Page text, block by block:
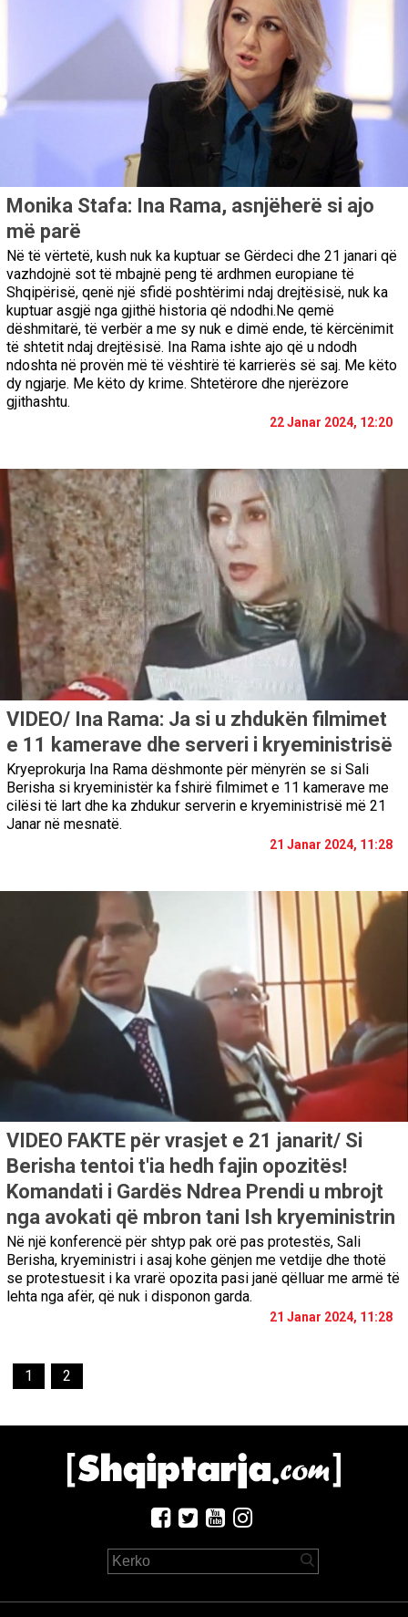
Monika Stafa: Ina Rama, asnjëherë si ajo
më parë
Në të vërtetë, kush nuk ka kuptuar se Gërdeci dhe 21 janari që
vazhdojnë sot të mbajnë peng të ardhmen europiane të
Shqipërisë, qenë një sfidë poshtërimi ndaj drejtësisë, nuk ka
kuptuar asgjë nga gjithë historia që ndodhi.Ne qemë
dëshmitarë, të verbër a me sy nuk e dimë ende, të kërcënimit
të shtetit ndaj drejtësisë. Ina Rama ishte ajo që u ndodh
ndoshta në provën më të vështirë të karrierës së saj. Me këto
dy ngjarje. Me këto dy krime. Shtetërore dhe njerëzore
gjithashtu.
22 Janar 2024, 12:20
VIDEO/ Ina Rama: Ja si u zhdukën filmimet
e 11 kamerave dhe serveri i kryeministrisë
Kryeprokurja Ina Rama dëshmonte për mënyrën se si Sali
Berisha si kryeministër ka fshirë filmimet e 11 kamerave me
cilësi të lart dhe ka zhdukur serverin e kryeministrisë më 21
Janar në mesnatë.
21 Janar 2024, 11:28
VIDEO FAKTE për vrasjet e 21 janarit/ Si
Berisha tentoi t'ia hedh fajin opozitës!
Komandati i Gardës Ndrea Prendi u mbrojt
nga avokati që mbron tani Ish kryeministrin
Në një konferencë për shtyp pak orë pas protestës, Sali
Berisha, kryeministri i asaj kohe gënjen me vetdije dhe thotë
se protestuesit i ka vrarë opozita pasi janë qëlluar me armë të
lehta nga afër, që nuk i disponon garda.
21 Janar 2024, 11:28
1 2